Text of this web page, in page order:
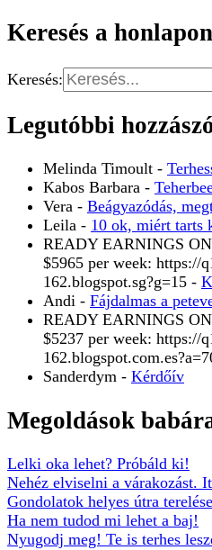
Keresés a honlapon
Keresés:
Legutóbbi
Melinda Timoult -
Kabos Barbara -
Vera - Beágyazódás,
Leila - 10 ok, miért tarts
READY EARNINGS
$5965 per week: https://
162.blogspot.sg?g=15 -
Andi - Fájdalmas a
READY EARNINGS
$5237 per week: https://
Sanderdym - Kérdőív
Megoldások
Lelki oka lehet? Próbáld ki!
Nehéz elviselni a várakozást.
Gondolatok helyes útra
Ha nem tudod mi lehet a baj!
Nyugodj meg! Te is terhes